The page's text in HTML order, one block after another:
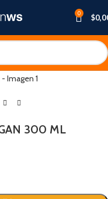
0 $
300 ML